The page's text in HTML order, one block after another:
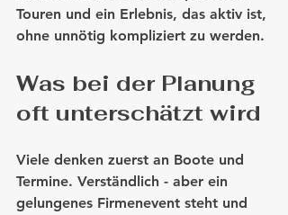
Touren und ein Erlebnis, das aktiv ist,
ohne unnötig kompliziert zu werden.
Was bei der Planung
oft unterschätzt wird
Viele denken zuerst an Boote und
Termine. Verständlich - aber ein
gelungenes Firmenevent steht und